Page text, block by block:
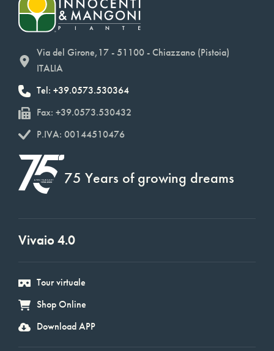
Via del Girone,17 - 51100 - Chiazzano (Pistoia)
ITALIA
Tel: +39.0573.530364
Fax: +39.0573.530432
P.IVA: 00144510476
75 Years of growing dreams
Vivaio 4.0
Tour virtuale
Shop Online
Download APP